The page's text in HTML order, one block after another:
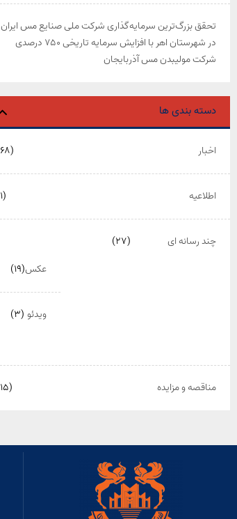
تحقق بزرگ‌ترین سرمایه‌گذاری شرکت ملی صنایع مس ایران
در شهرستان اهر با افزایش سرمایه تاریخی ۷۵۰ درصدی
شرکت مولیبدن مس آذربایجان
دسته بندی ها
اخبار (۶۸)
اطلاعیه (۱)
چند رسانه ای
(۲۷)
عکس(۱۹)
ویدئو (۳)
مناقصه و مزایده (۱۵)